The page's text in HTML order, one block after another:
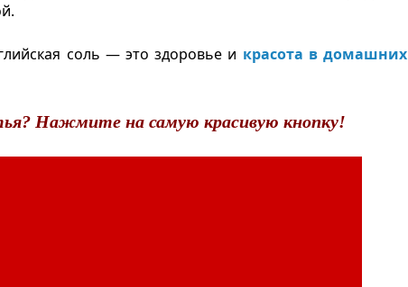
соль — это здоровье и красота в домашних
Нажмите на самую красивую кнопку!